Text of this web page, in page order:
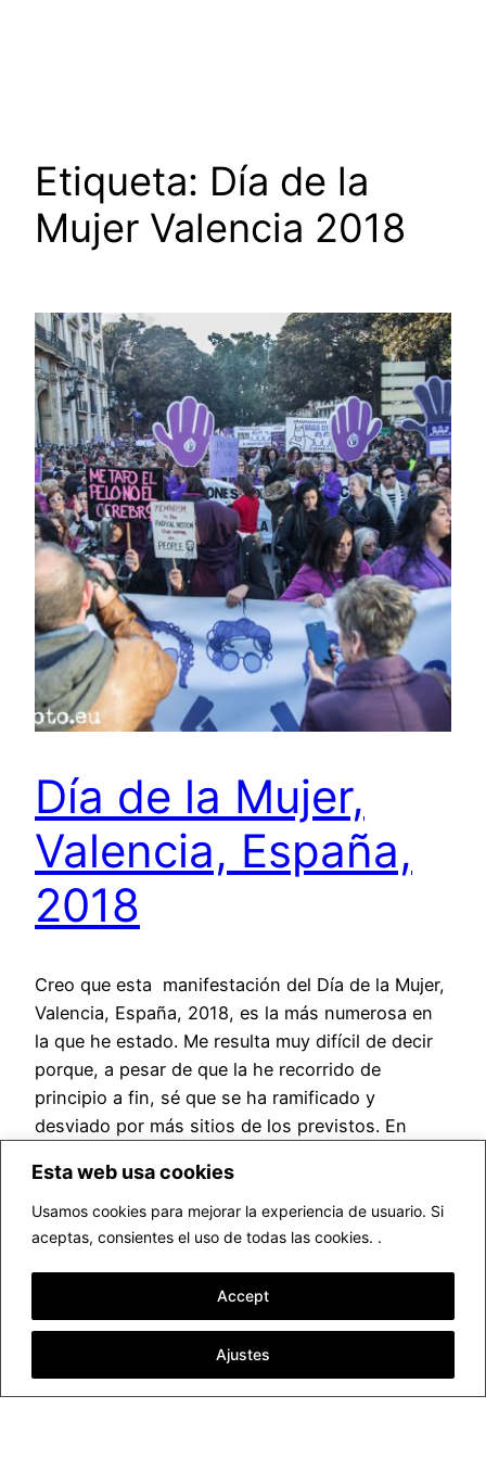
Esta web usa cookies
Usamos cookies para mejorar la experiencia de usuario. Si
aceptas, consientes el uso de todas las cookies. .
Ajustes
Accept
Etiqueta: Día de la
Mujer Valencia 2018
Día de la Mujer,
Valencia, España,
2018
Creo que esta manifestación del Día de la Mujer,
Valencia, España, 2018, es la más numerosa en
la que he estado. Me resulta muy difícil de decir
porque, a pesar de que la he recorrido de
principio a fin, sé que se ha ramificado y
desviado por más sitios de los previstos. En
marzo 9, 2018